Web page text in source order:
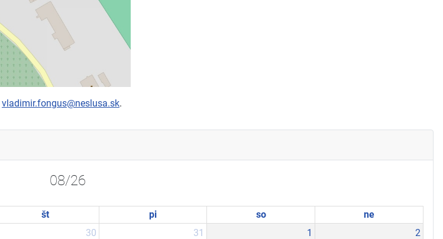
vladimir.fongus@neslusa.sk.
08/26
št pi so
ne
30 31 1 2